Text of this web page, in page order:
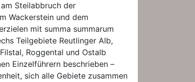
Steilabbruch der
Wackerstein und dem
mit summa summarum
Teilgebiete Reutlinger Alb,
Roggental und Ostalb
Einzelführern beschrieben –
sich alle Gebiete zusammen